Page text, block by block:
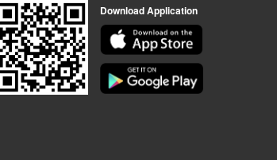
Download Application